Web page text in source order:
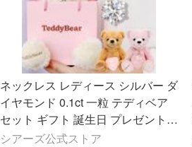
ネックレス レディース シルバー ダ
イヤモンド 0.1ct 一粒 テディベア
セット ギフト 誕生日 プレゼント
シアーズ
シアーズ公式ストア